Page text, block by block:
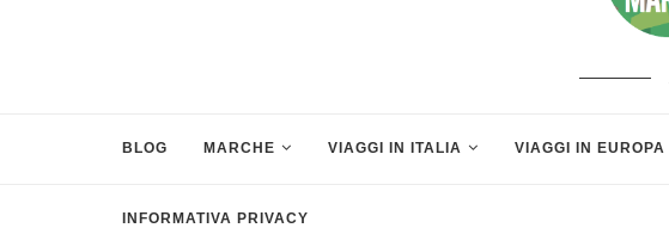
BLOG MARCHE VIAGGI IN ITALIA VIAGGI IN EUROPA
INFORMATIVA PRIVACY